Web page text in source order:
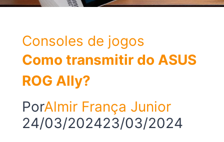
Consoles de jogos
Como transmitir do ASUS
ROG Ally?
PorAlmir França Junior
24/03/202423/03/2024